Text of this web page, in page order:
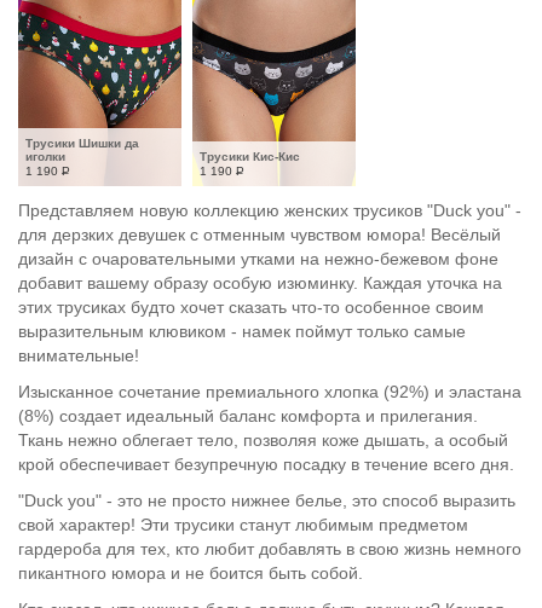
Трусики Шишки да
иголки
1 190 Р
Трусики Кис-Кис
1 190 Р
Представляем новую коллекцию женских трусиков "Duck you" -
для дерзких девушек с отменным чувством юмора! Весёлый
дизайн с очаровательными утками на нежно-бежевом фоне
добавит вашему образу особую изюминку. Каждая уточка на
этих трусиках будто хочет сказать что-то особенное своим
выразительным клювиком - намек поймут только самые
внимательные!
Изысканное сочетание премиального хлопка (92%) и эластана
(8%) создает идеальный баланс комфорта и прилегания.
Ткань нежно облегает тело, позволяя коже дышать, а особый
крой обеспечивает безупречную посадку в течение всего дня.
"Duck you" - это не просто нижнее белье, это способ выразить
свой характер! Эти трусики станут любимым предметом
гардероба для тех, кто любит добавлять в свою жизнь немного
пикантного юмора и не боится быть собой.